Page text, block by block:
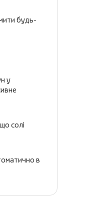
будь-
у
солі
в